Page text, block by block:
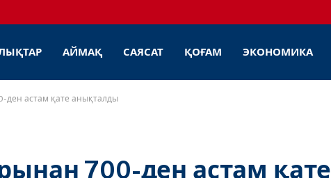
АЙМАҚ САЯСАТ ҚОҒАМ ЭКОНОМИКА
ден астам қате анықталды
700-ден астам қате